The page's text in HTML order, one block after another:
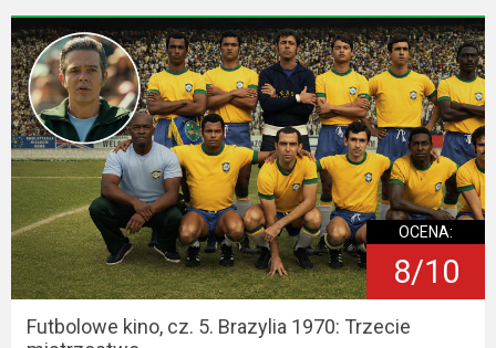
OCENA:
8/10
Futbolowe kino, cz. 5. Brazylia 1970: Trzecie